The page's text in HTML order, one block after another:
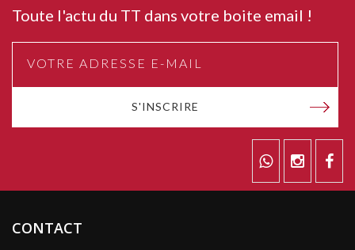
Toute l'actu du TT dans votre boite email !
S'INSCRIRE
CONTACT